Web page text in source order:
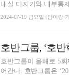
내실 다지기와 내부통
2024-07-19 금요일 | 임이랑
호반그룹이 올해로 5
어간다. 호반그룹은 ‘2024 호반혁신기술공모전’을 개최한다고 2일 밝혔다. 호반혁신기술공모